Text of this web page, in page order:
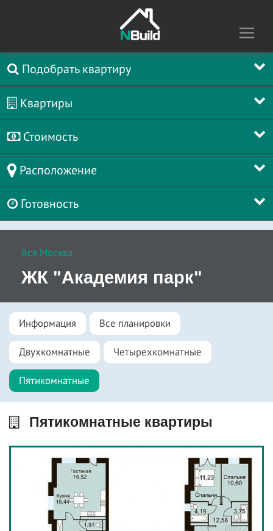
Подобрать квартиру
Квартиры
Стоимость
Расположение
Готовность
Вся Москва
ЖК "Академия парк"
Информация Все планировки
Двухкомнатные Четырехкомнатные
Пятикомнатные
Пятикомнатные квартиры